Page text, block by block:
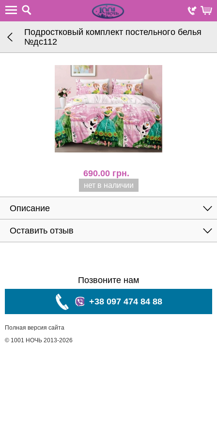
Подростковый комплект постельного белья
№дс112
690.00 грн.
нет в наличии
Описание
Оставить отзыв
Позвоните нам
+38 097 474 84 88
Полная версия сайта
© 1001 НОЧЬ 2013-2026